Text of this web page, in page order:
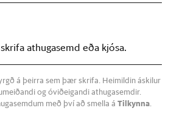
athugasemd eða kjósa.
á þeirra sem þær skrifa. Heimildin áskilur
og óviðeigandi athugasemdir.
með því að smella á Tilkynna